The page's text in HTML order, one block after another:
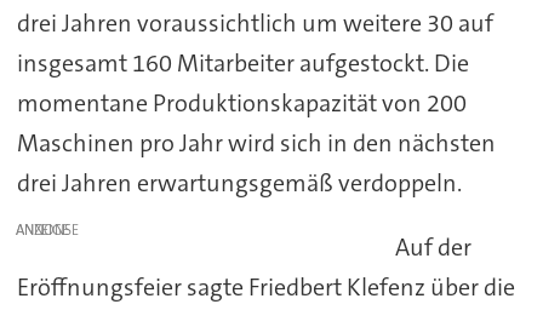
drei Jahren voraussichtlich um weitere 30 auf
insgesamt 160 Mitarbeiter aufgestockt. Die
momentane Produktionskapazität von 200
Maschinen pro Jahr wird sich in den nächsten
drei Jahren erwartungsgemäß verdoppeln.
ANZEIGE
Auf der
Eröffnungsfeier sagte Friedbert Klefenz über die